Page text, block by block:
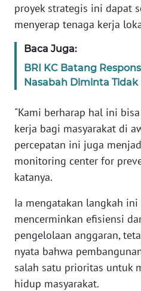
proyek strategis ini dapat
menyerap tenaga kerja
Baca Juga:
BRI KC Batang
Nasabah Diminta
"Kami berharap hal ini
kerja bagi masyarakat di
percepatan ini juga
monitoring center for
katanya.
Ia mengatakan langkah ini
mencerminkan efisiensi
pengelolaan anggaran,
nyata bahwa
salah satu prioritas untuk
hidup masyarakat.
WN
WN
KEPRI
WN
PAPUA
WN
PAPUA
BARAT
RIAU
WN
SERAMBI